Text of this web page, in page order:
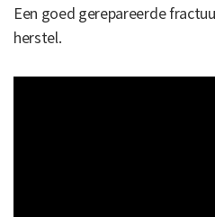
Een goed gerepareerde
herstel.